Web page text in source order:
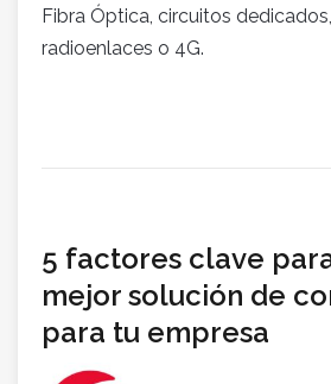
Fibra Óptica, circuitos
radioenlaces o 4G.
5 factores clave
mejor solución de
para tu empresa